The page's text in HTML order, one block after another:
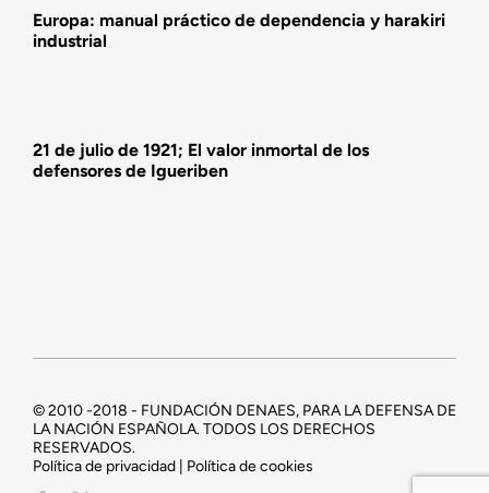
Europa: manual práctico de dependencia y harakiri
industrial
21 de julio de 1921; El valor inmortal de los
defensores de Igueriben
© 2010 -2018 - FUNDACIÓN DENAES, PARA LA DEFENSA DE
LA NACIÓN ESPAÑOLA. TODOS LOS DERECHOS
RESERVADOS.
Política de privacidad | Política de cookies